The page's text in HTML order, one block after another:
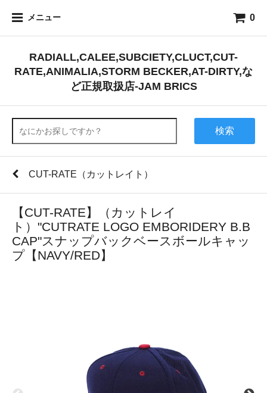
メニュー 0
RADIALL,CALEE,SUBCIETY,CLUCT,CUT-
RATE,ANIMALIA,STORM BECKER,AT-DIRTY,な
ど正規取扱店-JAM BRICS
検索
CUT-RATE（カットレイト）
【CUT-RATE】（カットレイ
ト）"CUTRATE LOGO EMBORIDERY B.B
CAP"スナップバックベースボールキャッ
プ【NAVY/RED】